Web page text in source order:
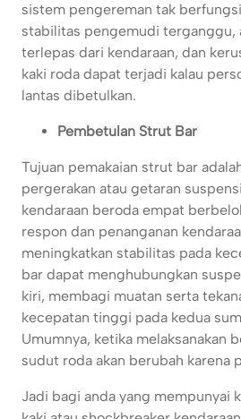
sistem pengereman tak
stabilitas pengemudi terganggu,
terlepas dari kendaraan, dan
kaki roda dapat terjadi kalau
lantas dibetulkan.
Pembetulan Strut Bar
Tujuan pemakaian strut bar
pergerakan atau getaran
kendaraan beroda empat
respon dan penanganan
meningkatkan stabilitas pada
bar dapat menghubungkan
kiri, membagi muatan serta
kecepatan tinggi pada kedua
Umumnya, ketika melaksanakan
sudut roda akan berubah karena
Jadi bagi anda yang mempunyai